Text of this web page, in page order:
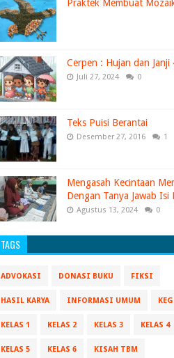
Praktek Membuat
Cerpen : Hujan dan Janji
Juli 27, 2024 0
Teks Puisi Berantai
Desember 27, 2016 1
Mengasah Kecintaan
Dengan Tanya Jawab Isi
Agustus 13, 2024 0
TAGS
ADVOKASI DONASI BUKU FIKSI
HASIL KARYA INFORMASI UMUM
KELAS 1 KELAS 2 KELAS 3 KELAS 4
KELAS 5 KELAS 6 KISAH TBM